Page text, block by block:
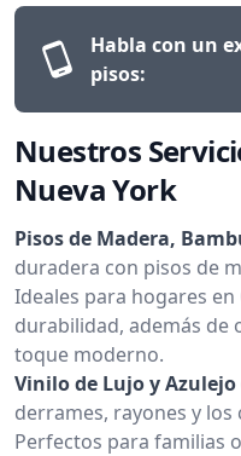
Habla con un
pisos:
Nuestros
Nueva York
Pisos de Madera,
duradera con pisos de
Ideales para hogares
durabilidad, además de
toque moderno.
Vinilo de Lujo y Azulejo
derrames, rayones y los
Perfectos para familias